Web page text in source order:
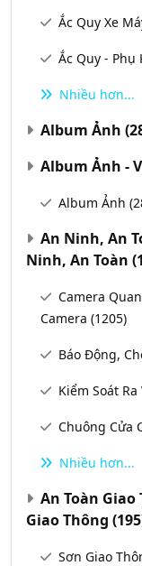
Ắc Quy Xe
Ắc Quy - Phụ
Nhiều hơn...
Album Ảnh
Album Ảnh -
Album Ảnh
An Ninh, An
Ninh, An Toàn
Camera
Camera (1205)
Báo Động,
Kiểm Soát
Chuông Cửa
Nhiều hơn...
An Toàn Giao
Giao Thông
Sơn Giao